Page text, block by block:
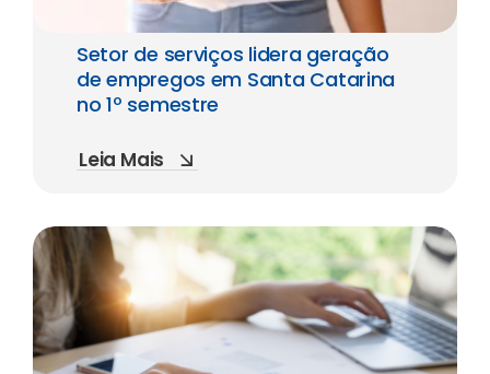
Setor de serviços lidera geração
de empregos em Santa Catarina
no 1º semestre
Leia Mais